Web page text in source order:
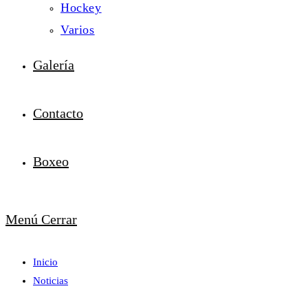
Hockey
Varios
Galería
Contacto
Boxeo
Menú Cerrar
Inicio
Noticias